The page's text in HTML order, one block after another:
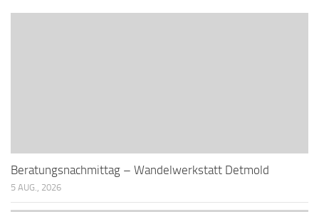
Beratungsnachmittag – Wandelwerkstatt Detmold
5 AUG., 2026